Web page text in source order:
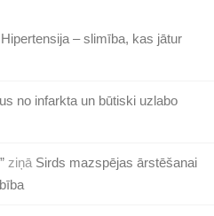
Hipertensija – slimība, kas jātur
no infarkta un būtiski uzlabo
ziņā Sirds mazspējas ārstēšanai